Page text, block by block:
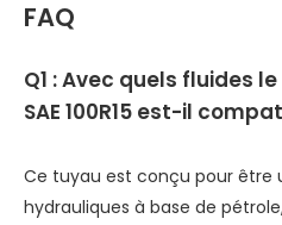
FAQ
Q1 : Avec quels fluides
SAE 100R15 est-il
Ce tuyau est conçu pour être
hydrauliques à base de